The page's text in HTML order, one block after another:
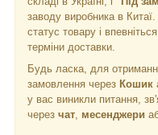
заводу виробника в
статус товару і
терміни доставки.
Будь ласка, для
замовлення через Кошик
у вас виникли питання,
через чат месенджери